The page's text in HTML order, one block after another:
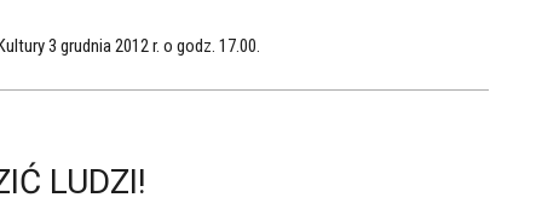
3 grudnia 2012 r. o godz. 17.00.
LUDZI!